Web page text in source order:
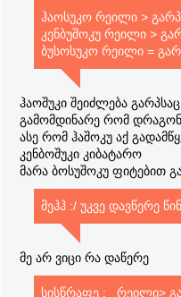
ჰაოსუკო რეილი >
კენბუშოკუ რეილი >
ბუსოსუკო რეილი =
ჰაოშუკი შეიძლება
გამომდინარე რომ
ასე რომ ჰაშოკუ აქ
კენბოშუკი კიბატარო
მარა ბოსუშოკუ ფიტებით
მეჰჰ :/ უკვე დავწერე
მე არ ვიცი რა დაწერე
სისწრაფე :_ რეილი>